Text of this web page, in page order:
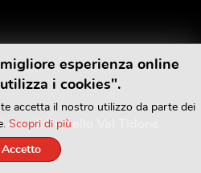
esperienza online
i cookies".
accetta il nostro utilizzo da parte dei
Scopri di più
Accetto
di Pianello Val Tidone
APS